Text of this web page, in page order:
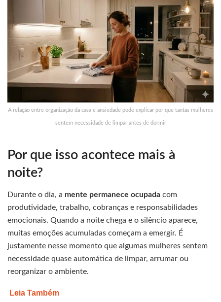
A relação entre organização da casa e ansiedade pode explicar por que tantas mulheres
sentem necessidade de limpar antes de dormir
Por que isso acontece mais à
noite?
Durante o dia, a mente permanece ocupada com
produtividade, trabalho, cobranças e responsabilidades
emocionais. Quando a noite chega e o silêncio aparece,
muitas emoções acumuladas começam a emergir. É
justamente nesse momento que algumas mulheres sentem
necessidade quase automática de limpar, arrumar ou
reorganizar o ambiente.
Leia Também